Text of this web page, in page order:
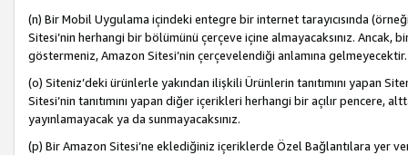
(n) Bir Mobil Uygulama içindeki entegre bir internet tarayıcısında
Sitesi’nin herhangi bir bölümünü çerçeve içine almayacaksınız. Ancak,
göstermeniz, Amazon Sitesi’nin çerçevelendiği anlamına gelmeyecektir.
(o) Siteniz’deki ürünlerle yakından ilişkili Ürünlerin tanıtımını yapan
Sitesi’nin tanıtımını yapan diğer içerikleri herhangi bir açılır pencere,
yayınlamayacak ya da sunmayacaksınız.
(p) Bir Amazon Sitesi’ne eklediğiniz içeriklerde Özel Bağlantılara yer